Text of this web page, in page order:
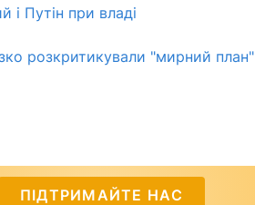
Путін при владі
розкритикували "мирний план"
ПІДТРИМАЙТЕ НАС